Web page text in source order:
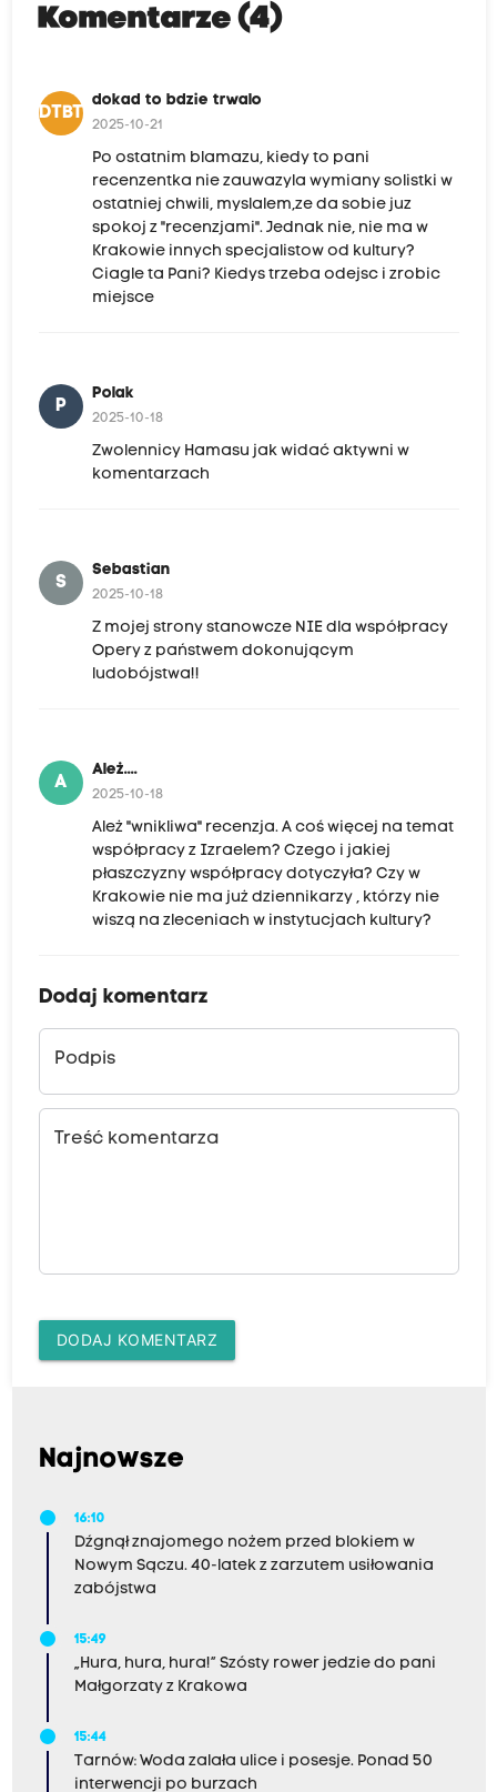
Komentarze (4)
DTBT
dokad to bdzie trwalo
2025-10-21
Po ostatnim blamazu, kiedy to pani
recenzentka nie zauwazyla wymiany solistki w
ostatniej chwili, myslalem,ze da sobie juz
spokoj z "recenzjami". Jednak nie, nie ma w
Krakowie innych specjalistow od kultury?
Ciagle ta Pani? Kiedys trzeba odejsc i zrobic
miejsce
P
Polak
2025-10-18
Zwolennicy Hamasu jak widać aktywni w
komentarzach
S
Sebastian
2025-10-18
Z mojej strony stanowcze NIE dla współpracy
Opery z państwem dokonującym
ludobójstwa!!
A
Ależ....
2025-10-18
Ależ "wnikliwa" recenzja. A coś więcej na temat
współpracy z Izraelem? Czego i jakiej
płaszczyzny współpracy dotyczyła? Czy w
Krakowie nie ma już dziennikarzy , którzy nie
wiszą na zleceniach w instytucjach kultury?
Dodaj komentarz
Podpis
Treść komentarza
DODAJ KOMENTARZ
Najnowsze
16:10
Dźgnął znajomego nożem przed blokiem w
Nowym Sączu. 40-latek z zarzutem usiłowania
zabójstwa
15:49
„Hura, hura, hura!” Szósty rower jedzie do pani
Małgorzaty z Krakowa
15:44
Tarnów: Woda zalała ulice i posesje. Ponad 50
interwencji po burzach